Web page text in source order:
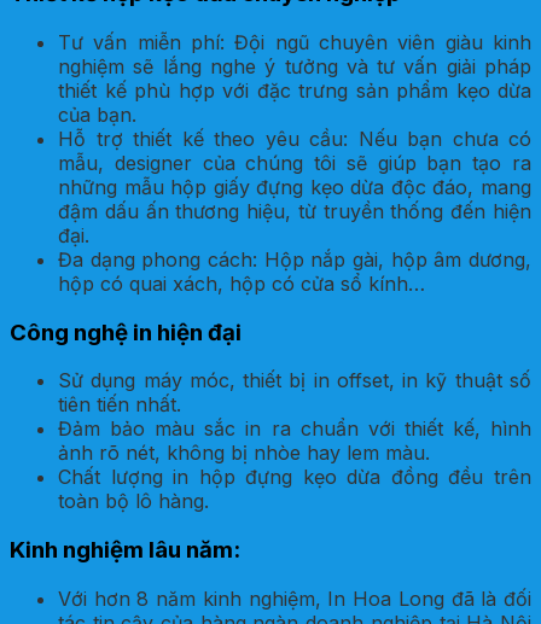
Tư vấn miễn phí: Đội ngũ chuyên viên giàu kinh
nghiệm sẽ lắng nghe ý tưởng và tư vấn giải pháp
thiết kế phù hợp với đặc trưng sản phẩm kẹo dừa
của bạn.
Hỗ trợ thiết kế theo yêu cầu: Nếu bạn chưa có
mẫu, designer của chúng tôi sẽ giúp bạn tạo ra
những mẫu hộp giấy đựng kẹo dừa độc đáo, mang
đậm dấu ấn thương hiệu, từ truyền thống đến hiện
đại.
Đa dạng phong cách: Hộp nắp gài, hộp âm dương,
hộp có quai xách, hộp có cửa sổ kính…
Công nghệ in hiện đại
Sử dụng máy móc, thiết bị in offset, in kỹ thuật số
tiên tiến nhất.
Đảm bảo màu sắc in ra chuẩn với thiết kế, hình
ảnh rõ nét, không bị nhòe hay lem màu.
Chất lượng in hộp đựng kẹo dừa đồng đều trên
toàn bộ lô hàng.
Kinh nghiệm lâu năm:
Với hơn 8 năm kinh nghiệm, In Hoa Long đã là đối